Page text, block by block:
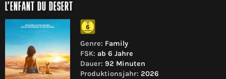
L’ENFANT DU DESERT
Genre: Family
FSK: ab 6 Jahre
Dauer: 92 Minuten
Produktionsjahr: 2026